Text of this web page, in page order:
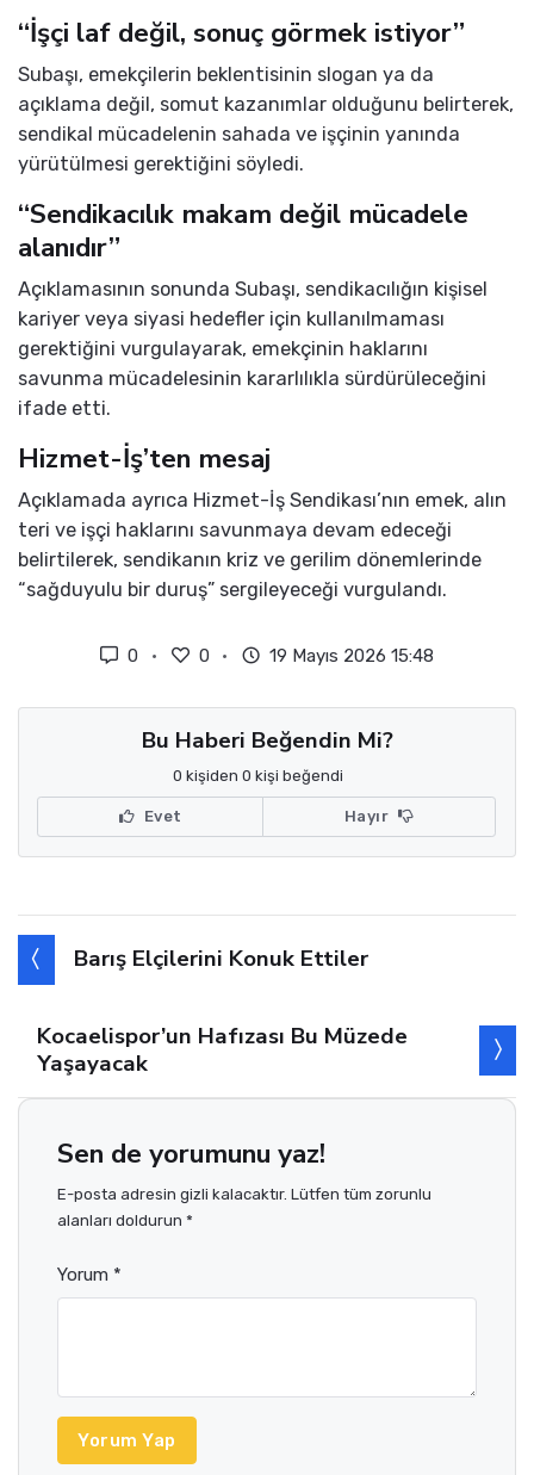
“İşçi laf değil, sonuç görmek istiyor”
Subaşı, emekçilerin beklentisinin slogan ya da
açıklama değil, somut kazanımlar olduğunu belirterek,
sendikal mücadelenin sahada ve işçinin yanında
yürütülmesi gerektiğini söyledi.
“Sendikacılık makam değil mücadele
alanıdır”
Açıklamasının sonunda Subaşı, sendikacılığın kişisel
kariyer veya siyasi hedefler için kullanılmaması
gerektiğini vurgulayarak, emekçinin haklarını
savunma mücadelesinin kararlılıkla sürdürüleceğini
ifade etti.
Hizmet-İş’ten mesaj
Açıklamada ayrıca Hizmet-İş Sendikası’nın emek, alın
teri ve işçi haklarını savunmaya devam edeceği
belirtilerek, sendikanın kriz ve gerilim dönemlerinde
“sağduyulu bir duruş” sergileyeceği vurgulandı.
0 0 19 Mayıs 2026 15:48
Bu Haberi Beğendin Mi?
0 kişiden 0 kişi beğendi
Evet Hayır
Barış Elçilerini Konuk Ettiler
Kocaelispor’un Hafızası Bu Müzede
Yaşayacak
Sen de yorumunu yaz!
E-posta adresin gizli kalacaktır. Lütfen tüm zorunlu
alanları doldurun *
Yorum *
Yorum Yap